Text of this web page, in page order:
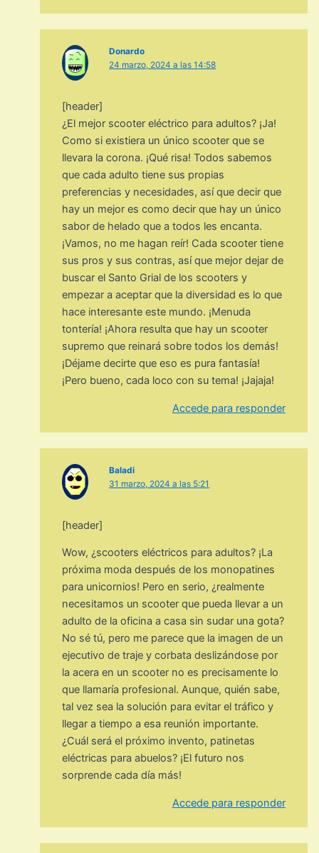
Donardo
24 marzo, 2024 a las 14:58
[header]
¿El mejor scooter eléctrico para adultos? ¡Ja!
Como si existiera un único scooter que se
llevara la corona. ¡Qué risa! Todos sabemos
que cada adulto tiene sus propias
preferencias y necesidades, así que decir que
hay un mejor es como decir que hay un único
sabor de helado que a todos les encanta.
¡Vamos, no me hagan reír! Cada scooter tiene
sus pros y sus contras, así que mejor dejar de
buscar el Santo Grial de los scooters y
empezar a aceptar que la diversidad es lo que
hace interesante este mundo. ¡Menuda
tontería! ¡Ahora resulta que hay un scooter
supremo que reinará sobre todos los demás!
¡Déjame decirte que eso es pura fantasía!
¡Pero bueno, cada loco con su tema! ¡Jajaja!
Accede para responder
Baladi
31 marzo, 2024 a las 5:21
[header]
Wow, ¿scooters eléctricos para adultos? ¡La
próxima moda después de los monopatines
para unicornios! Pero en serio, ¿realmente
necesitamos un scooter que pueda llevar a un
adulto de la oficina a casa sin sudar una gota?
No sé tú, pero me parece que la imagen de un
ejecutivo de traje y corbata deslizándose por
la acera en un scooter no es precisamente lo
que llamaría profesional. Aunque, quién sabe,
tal vez sea la solución para evitar el tráfico y
llegar a tiempo a esa reunión importante.
¿Cuál será el próximo invento, patinetas
eléctricas para abuelos? ¡El futuro nos
sorprende cada día más!
Accede para responder